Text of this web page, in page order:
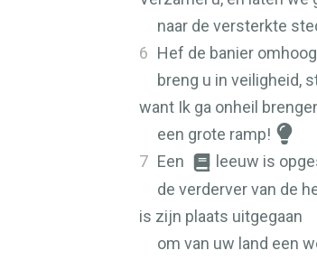
naar de versterkte
6 Hef de banier
breng u in veiligheid,
want Ik ga onheil
een grote ramp!
7 Een
leeuw is
de verderver van de
is zijn plaats uitgegaan
om van uw land een